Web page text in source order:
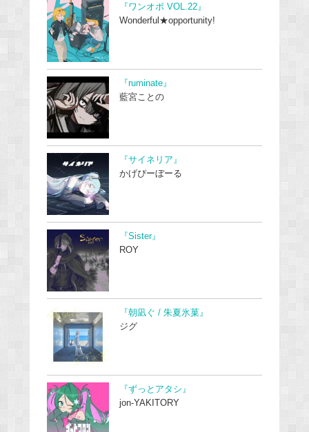
『ワンオポ VOL.22』
Wonderful★opportunity!
『ruminate』
藍宮ことの
『サイネリア』
かげぴーぼーる
『Sister』
ROY
『朝凪ぐ / 朱夏氷菓』
ジグ
『ずっとアタシ』
jon-YAKITORY